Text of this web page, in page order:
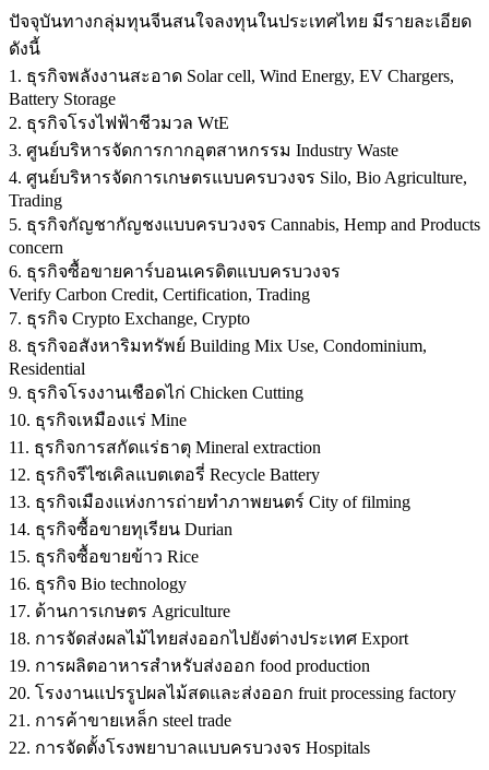
ปัจจุบันทางกลุ่มทุนจีนสนใจลงทุนในประเทศไทย มีรายละเอียด
ดังนี้
1. ธุรกิจพลังงานสะอาด Solar cell, Wind Energy, EV Chargers,
Battery Storage
2. ธุรกิจโรงไฟฟ้าชีวมวล WtE
3. ศูนย์บริหารจัดการกากอุตสาหกรรม Industry Waste
4. ศูนย์บริหารจัดการเกษตรแบบครบวงจร Silo, Bio Agriculture,
Trading
5. ธุรกิจกัญชากัญชงแบบครบวงจร Cannabis, Hemp and Products
concern
6. ธุรกิจซื้อขายคาร์บอนเครดิตแบบครบวงจร
Verify Carbon Credit, Certification, Trading
7. ธุรกิจ Crypto Exchange, Crypto
8. ธุรกิจอสังหาริมทรัพย์ Building Mix Use, Condominium,
Residential
9. ธุรกิจโรงงานเชือดไก่ Chicken Cutting
10. ธุรกิจเหมืองแร่ Mine
11. ธุรกิจการสกัดแร่ธาตุ Mineral extraction
12. ธุรกิจรีไซเคิลแบตเตอรี่ Recycle Battery
13. ธุรกิจเมืองแห่งการถ่ายทำภาพยนตร์ City of filming
14. ธุรกิจซื้อขายทุเรียน Durian
15. ธุรกิจซื้อขายข้าว Rice
16. ธุรกิจ Bio technology
17. ด้านการเกษตร Agriculture
18. การจัดส่งผลไม้ไทยส่งออกไปยังต่างประเทศ Export
19. การผลิตอาหารสำหรับส่งออก food production
20. โรงงานแปรรูปผลไม้สดและส่งออก fruit processing factory
21. การค้าขายเหล็ก steel trade
22. การจัดตั้งโรงพยาบาลแบบครบวงจร Hospitals